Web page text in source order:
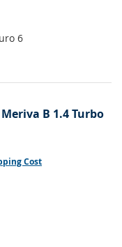
6
B 1.4 Turbo
Cost